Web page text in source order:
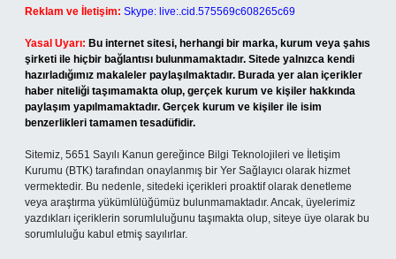
Reklam ve İletişim: Skype: live:.cid.575569c608265c69
Yasal Uyarı: Bu internet sitesi, herhangi bir marka, kurum veya şahıs
şirketi ile hiçbir bağlantısı bulunmamaktadır. Sitede yalnızca kendi
hazırladığımız makaleler paylaşılmaktadır. Burada yer alan içerikler
haber niteliği taşımamakta olup, gerçek kurum ve kişiler hakkında
paylaşım yapılmamaktadır. Gerçek kurum ve kişiler ile isim
benzerlikleri tamamen tesadüfidir.
Sitemiz, 5651 Sayılı Kanun gereğince Bilgi Teknolojileri ve İletişim
Kurumu (BTK) tarafından onaylanmış bir Yer Sağlayıcı olarak hizmet
vermektedir. Bu nedenle, sitedeki içerikleri proaktif olarak denetleme
veya araştırma yükümlülüğümüz bulunmamaktadır. Ancak, üyelerimiz
yazdıkları içeriklerin sorumluluğunu taşımakta olup, siteye üye olarak bu
sorumluluğu kabul etmiş sayılırlar.